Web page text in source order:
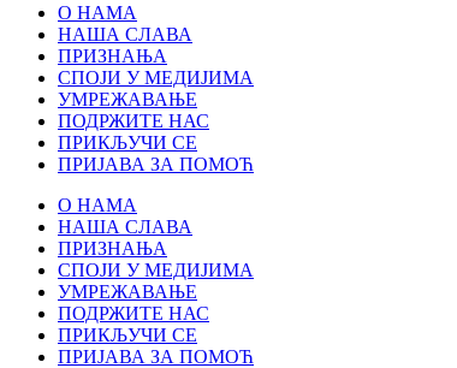
О НАМА
НАША СЛАВА
ПРИЗНАЊА
СПОЈИ У МЕДИЈИМА
УМРЕЖАВАЊЕ
ПОДРЖИТЕ НАС
ПРИКЉУЧИ СЕ
ПРИЈАВА ЗА ПОМОЋ
О НАМА
НАША СЛАВА
ПРИЗНАЊА
СПОЈИ У МЕДИЈИМА
УМРЕЖАВАЊЕ
ПОДРЖИТЕ НАС
ПРИКЉУЧИ СЕ
ПРИЈАВА ЗА ПОМОЋ